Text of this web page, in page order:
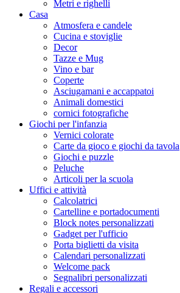
Metri e righelli
Casa
Atmosfera e candele
Cucina e stoviglie
Decor
Tazze e Mug
Vino e bar
Coperte
Asciugamani e accappatoi
Animali domestici
cornici fotografiche
Giochi per l'infanzia
Vernici colorate
Carte da gioco e giochi da tavola
Giochi e puzzle
Peluche
Articoli per la scuola
Uffici e attività
Calcolatrici
Cartelline e portadocumenti
Block notes personalizzati
Gadget per l'ufficio
Porta biglietti da visita
Calendari personalizzati
Welcome pack
Segnalibri personalizzati
Regali e accessori